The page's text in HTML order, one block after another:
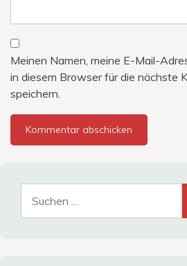
Meinen Namen, meine E-Mail-
in diesem Browser für die nächste
speichern.
nach: